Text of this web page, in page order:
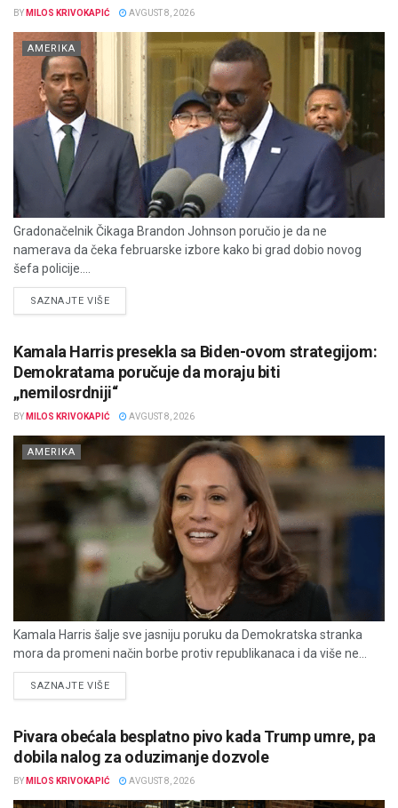
BY MILOS KRIVOKAPIĆ AVGUST 8, 2026
AMERIKA
Gradonačelnik Čikaga Brandon Johnson poručio je da ne
namerava da čeka februarske izbore kako bi grad dobio novog
šefa policije....
SAZNAJTE VIŠEDETAILS
Kamala Harris presekla sa Biden-ovom strategijom:
Demokratama poručuje da moraju biti
„nemilosrdniji“
BY MILOS KRIVOKAPIĆ AVGUST 8, 2026
AMERIKA
Kamala Harris šalje sve jasniju poruku da Demokratska stranka
mora da promeni način borbe protiv republikanaca i da više ne...
SAZNAJTE VIŠEDETAILS
Pivara obećala besplatno pivo kada Trump umre, pa
dobila nalog za oduzimanje dozvole
BY MILOS KRIVOKAPIĆ AVGUST 8, 2026